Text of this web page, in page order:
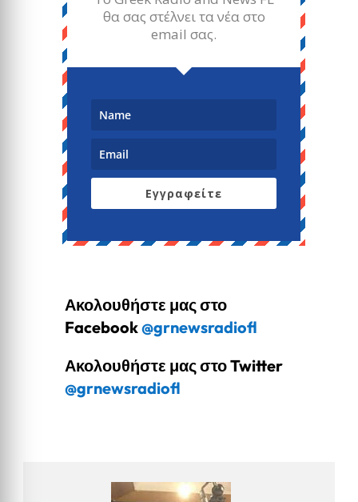
θα σας στέλνει τα νέα στο
email σας.
Εγγραφείτε
Ακολουθήστε μας στο
Facebook@grnewsradiofl
Ακολουθήστε μας στο Twitter
@grnewsradiofl